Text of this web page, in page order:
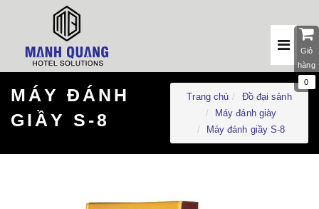
Giỏ
hàng
0
MÁY ĐÁNH
GIẦY S-8
Trang chủ
Đồ đại sảnh
Máy đánh giày
Máy đánh giầy S-8